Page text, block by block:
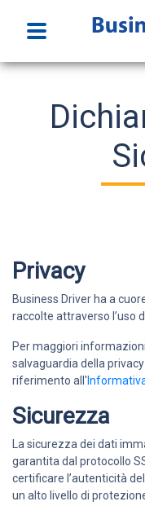
Home
Funzionalità
Prova
Accedi
Privacy
Business Driver ha a
raccolte attraverso l’uso
Per maggiori
salvaguardia della
riferimento all'
Sicurezza
La sicurezza dei dati
garantita dal protocollo
certificare l’autenticità
un alto livello di